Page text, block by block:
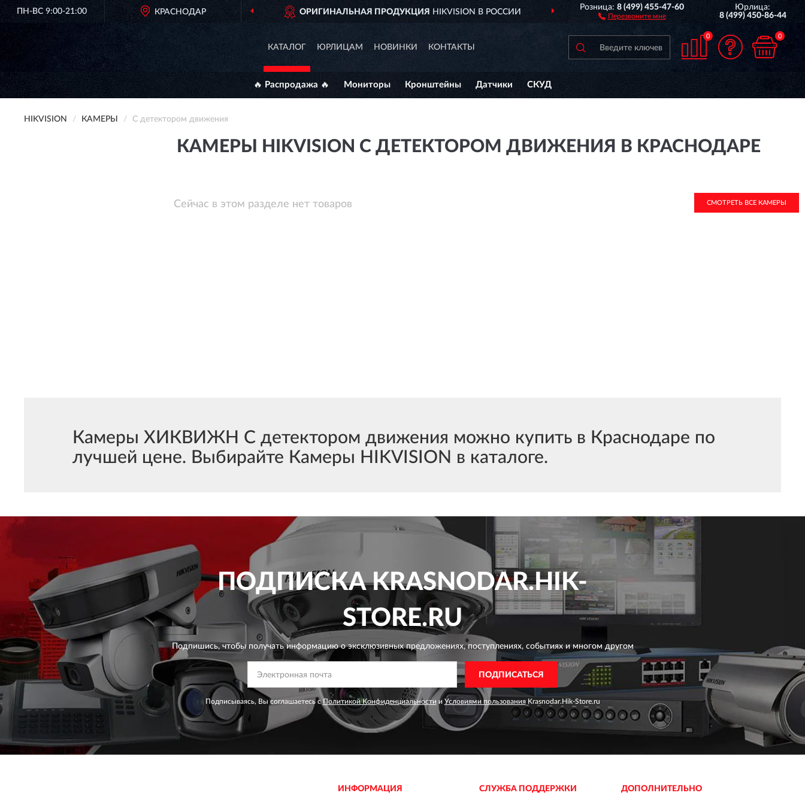
ПН-ВС 9:00-21:00 КРАСНОДАР ОРИГИНАЛЬНАЯ ПРОДУКЦИЯHIKVISION В РОССИИ ДОСТАВИМПО ВСЕЙ РОССИИ
Розница:8 (499) 455-47-60
Перезвоните мне
Юрлица:
8 (499) 450-86-44
КАТАЛОГ ЮРЛИЦАМ НОВИНКИ КОНТАКТЫ
0 0
🔥 Распродажа 🔥 Мониторы Кронштейны Датчики СКУД
HIKVISION КАМЕРЫ С детектором движения
КАМЕРЫ HIKVISION С ДЕТЕКТОРОМ ДВИЖЕНИЯ В КРАСНОДАРЕ
Сейчас в этом разделе нет товаров СМОТРЕТЬ ВСЕ КАМЕРЫ
Камеры ХИКВИЖН С детектором движения можно купить в Краснодаре по
лучшей цене. Выбирайте Камеры HIKVISION в каталоге.
ПОДПИСКАKRASNODAR.HIK-
STORE.RU
Подпишись, чтобы получать информацию о эксклюзивных предложениях,поступлениях, событиях и многом другом
ПОДПИСАТЬСЯ
Подписываясь, Вы соглашаетесь сПолитикой Конфиденциальности и Условиями пользованияKrasnodar.Hik-Store.ru
ИНФОРМАЦИЯ СЛУЖБА ПОДДЕРЖКИ ДОПОЛНИТЕЛЬНО